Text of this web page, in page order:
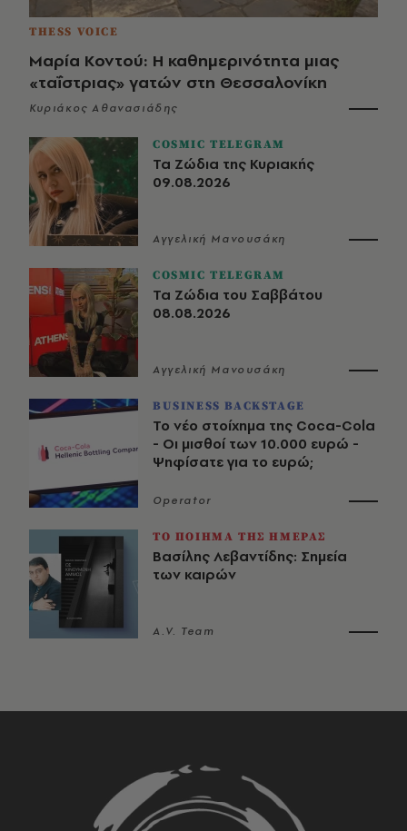
THESS VOICE
Μαρία Κοντού: Η καθημερινότητα μιας
«ταΐστριας» γατών στη Θεσσαλονίκη
Κυριάκος Αθανασιάδης
COSMIC TELEGRAM
Τα Ζώδια της Κυριακής
09.08.2026
Αγγελική Μανουσάκη
COSMIC TELEGRAM
Τα Ζώδια του Σαββάτου
08.08.2026
Αγγελική Μανουσάκη
BUSINESS BACKSTAGE
Το νέο στοίχημα της Coca-Cola
- Οι μισθοί των 10.000 ευρώ -
Ψηφίσατε για το ευρώ;
Operator
ΤΟ ΠΟΙΗΜΑ ΤΗΣ ΗΜΕΡΑΣ
Βασίλης Λεβαντίδης: Σημεία
των καιρών
A.V. Team